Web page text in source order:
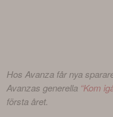
Hos Avanza får nya
Avanzas generella “Kom
första året.